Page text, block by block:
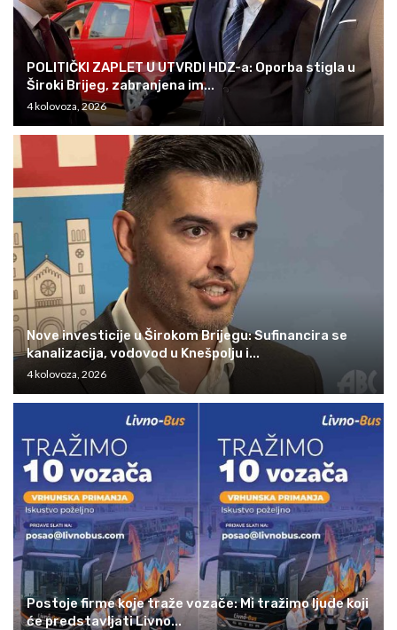
POLITIČKI ZAPLET U UTVRDI HDZ-a: Oporba stigla u
Široki Brijeg, zabranjena im...
4 kolovoza, 2026
Nove investicije u Širokom Brijegu: Sufinancira se
kanalizacija, vodovod u Knešpolju i...
4 kolovoza, 2026
Postoje firme koje traže vozače: Mi tražimo ljude koji
će predstavljati Livno...